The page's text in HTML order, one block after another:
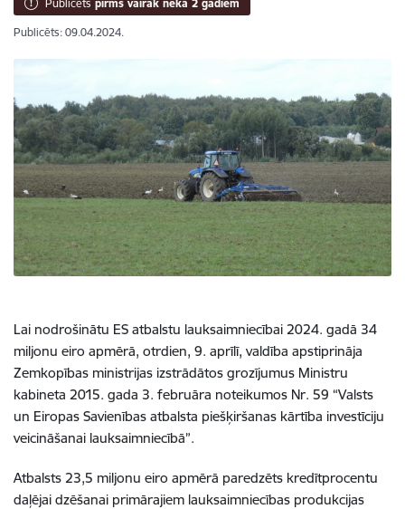
Publicēts pirms vairāk nekā 2 gadiem
Publicēts: 09.04.2024.
Lai nodrošinātu ES atbalstu lauksaimniecībai 2024. gadā 34
miljonu eiro apmērā, otrdien, 9. aprīlī, valdība apstiprināja
Zemkopības ministrijas izstrādātos grozījumus Ministru
kabineta 2015. gada 3. februāra noteikumos Nr. 59 “Valsts
un Eiropas Savienības atbalsta piešķiršanas kārtība investīciju
veicināšanai lauksaimniecībā”.
Atbalsts 23,5 miljonu eiro apmērā paredzēts kredītprocentu
daļējai dzēšanai primārajiem lauksaimniecības produkcijas